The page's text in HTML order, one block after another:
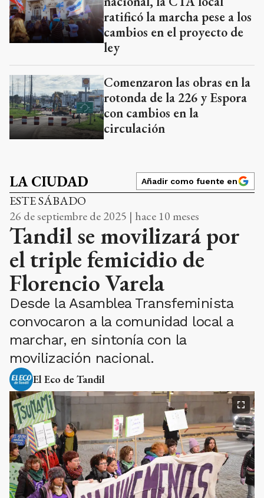
ratificó la marcha pese a los
cambios en el proyecto de
ley
Comenzaron las obras en la
rotonda de la 226 y Espora
con cambios en la
circulación
LA CIUDAD Añadir como fuente en
ESTE SÁBADO
26 de septiembre de 2025 | hace 10 meses
Tandil se movilizará por
el triple femicidio de
Florencio Varela
Desde la Asamblea Transfeminista
convocaron a la comunidad local a
marchar, en sintonía con la
movilización nacional.
El Eco de Tandil